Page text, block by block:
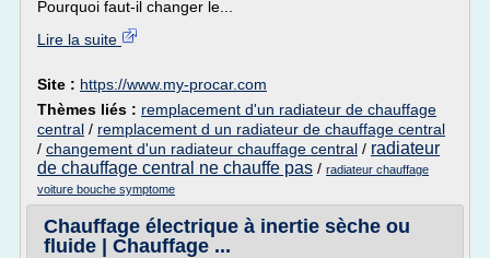
Pourquoi faut-il changer le...
Lire la suite
Site : https://www.my-procar.com
Thèmes liés : remplacement d'un radiateur de chauffage
central / remplacement d un radiateur de chauffage central
/ changement d'un radiateur chauffage central / radiateur
de chauffage central ne chauffe pas / radiateur chauffage
voiture bouche symptome
Chauffage électrique à inertie sèche ou
fluide | Chauffage ...